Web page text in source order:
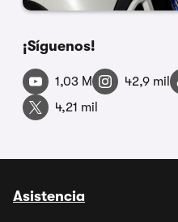
¡Síguenos!
1,03 M 42,9 mil
4,21 mil
Asistencia